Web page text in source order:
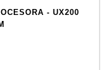
- UX200